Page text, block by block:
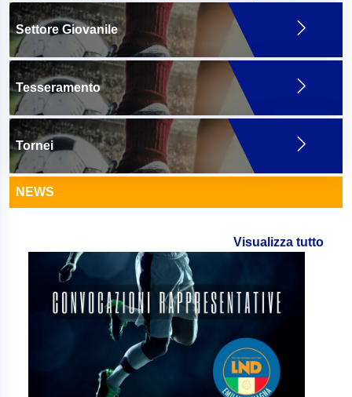
Settore Giovanile
Tesseramento
Tornei
NEWS
Visualizza tutto